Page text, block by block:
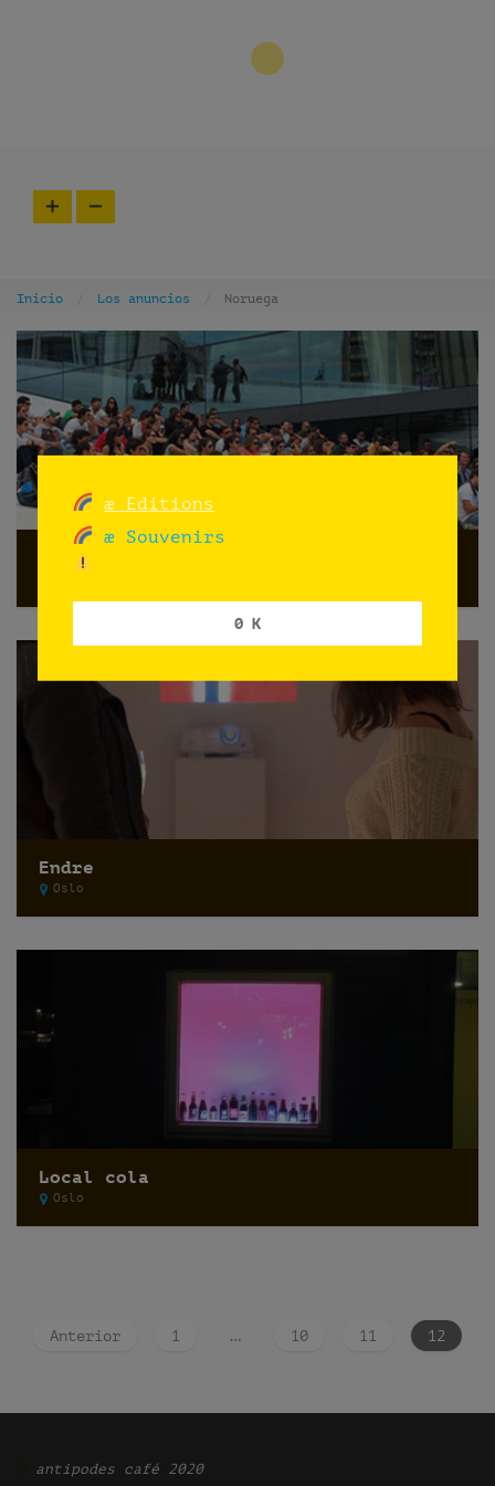
Inicio Los anuncios Noruega
Charla: Nórdicos
Endre
Oslo
Local cola
Oslo
Anterior 1 … 10 11 12
antipodes café 2020
æ Editions
æ Souvenirs
0 K